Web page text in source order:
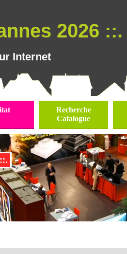
2026 ::.
Internet
Recherche
Catalogue